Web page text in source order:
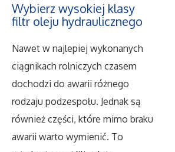
Transport
Części Samochodowe
Usługi Motoryzacyjne
Wybierz wysokiej klasy
filtr oleju hydraulicznego
Nawet w najlepiej wykonanych
ciągnikach rolniczych czasem
dochodzi do awarii różnego
rodzaju podzespołu. Jednak są
również części, które mimo braku
awarii warto wymienić. To